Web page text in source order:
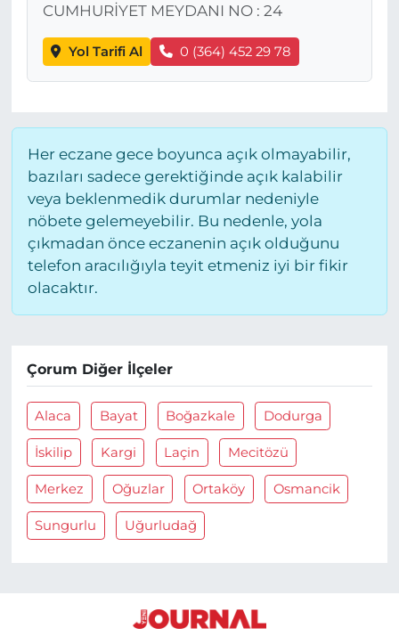
CUMHURİYET MEYDANI NO : 24
Yol Tarifi Al 0 (364) 452 29 78
Her eczane gece boyunca açık olmayabilir,
bazıları sadece gerektiğinde açık kalabilir
veya beklenmedik durumlar nedeniyle
nöbete gelemeyebilir. Bu nedenle, yola
çıkmadan önce eczanenin açık olduğunu
telefon aracılığıyla teyit etmeniz iyi bir fikir
olacaktır.
Çorum Diğer İlçeler
Alaca Bayat Boğazkale Dodurga
İskilip Kargi Laçin Mecitözü
Merkez Oğuzlar Ortaköy Osmancik
Sungurlu Uğurludağ